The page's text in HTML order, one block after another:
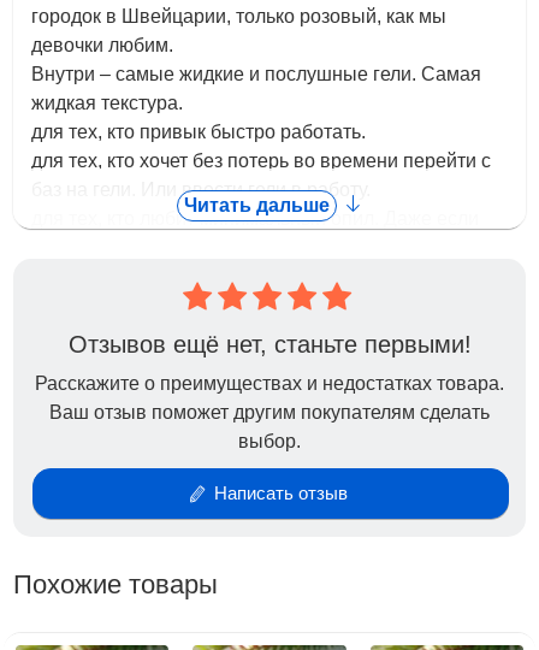
городок в Швейцарии, только розовый, как мы
девочки любим.
Внутри – самые жидкие и послушные гели. Самая
жидкая текстура.
для тех, кто привык быстро работать.
для тех, кто хочет без потерь во времени перейти с
баз на гели. Или ввести гели в работу.
для тех, кто любит минимальный опил. Даже если
быстрее и комфортнее будет работа.
13 классных оттенков, в том числе с шимером. В том
числе молочный с шимером. Скорее пробовать!
Читать дальше
Отзывов ещё нет, станьте первыми!
Расскажите о преимуществах и недостатках товара.
Ваш отзыв поможет другим покупателям сделать
выбор.
Написать отзыв
Похожие товары